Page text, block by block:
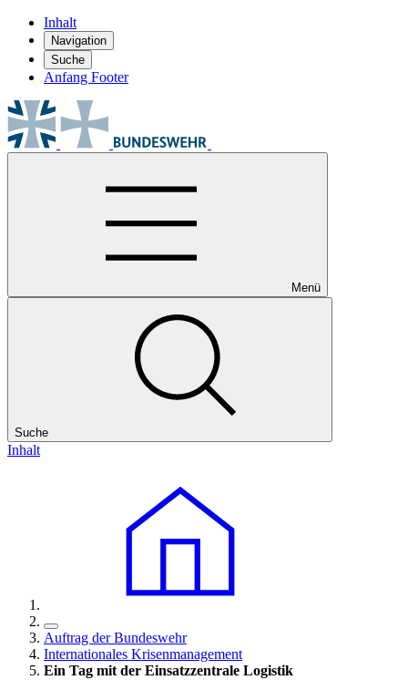
Inhalt
Navigation
Suche
Anfang Footer
Menü
Suche
Inhalt
Auftrag der Bundeswehr
Internationales Krisenmanagement
Ein Tag mit der Einsatzzentrale Logistik